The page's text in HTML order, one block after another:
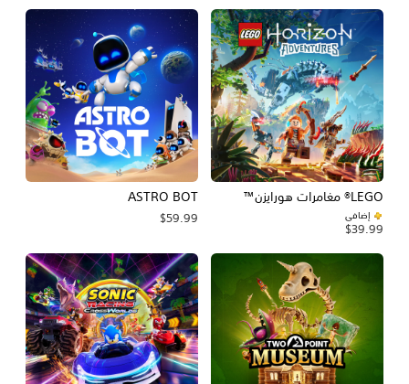
إضافي
$39.99
ASTRO BOT
$59.99